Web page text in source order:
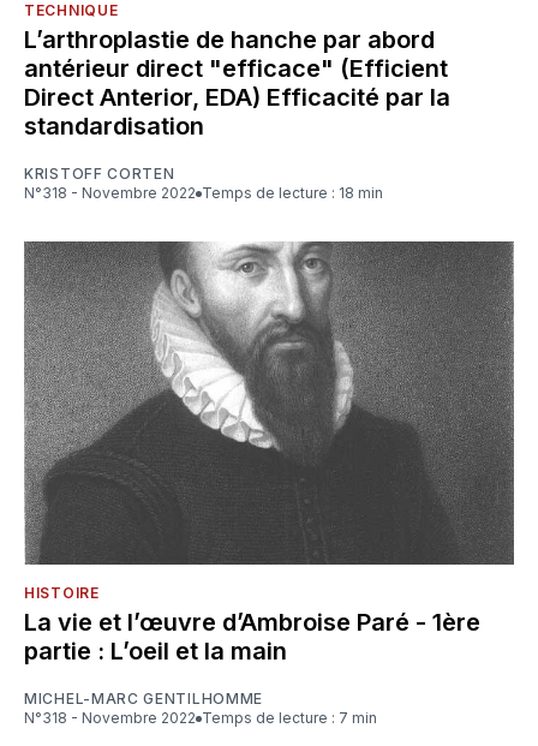
TECHNIQUE
L’arthroplastie de hanche par abord
antérieur direct "efficace" (Efficient
Direct Anterior, EDA) Efficacité par la
standardisation
KRISTOFF CORTEN
N°318 - Novembre 2022
Temps de lecture : 18 min
HISTOIRE
La vie et l’œuvre d’Ambroise Paré - 1ère
partie : L’oeil et la main
MICHEL-MARC GENTILHOMME
N°318 - Novembre 2022
Temps de lecture : 7 min